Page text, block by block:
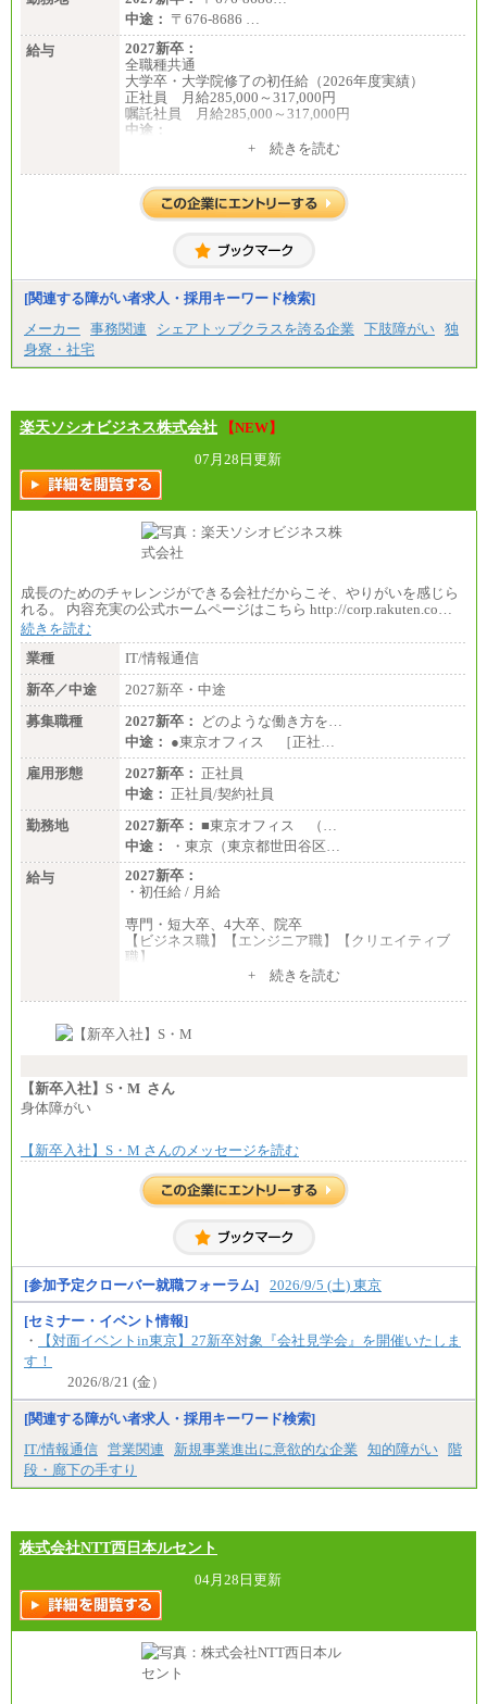
中途： 〒676-8686 …
給与
2027新卒：
全職種共通
大学卒・大学院修了の初任給（2026年度実績）
正社員 月給285,000～317,000円
嘱託社員 月給285,000～317,000円
中途：
（経験・能力等を踏まえて、当社規定により支給し
ます）
+ 続きを読む
[関連する障がい者求人・採用キーワード検索]
メーカー
事務関連 シェアトップクラスを誇る企業 下肢障がい 独
身寮・社宅
楽天ソシオビジネス株式会社
【NEW】
07月28日更新
成長のためのチャレンジができる会社だからこそ、やりがいを感じら
れる。 内容充実の公式ホームページはこちら http://corp.rakuten.co…
続きを読む
業種
IT/情報通信
新卒／中途
2027新卒・中途
募集職種
2027新卒：
どのような働き方を…
中途： ●東京オフィス ［正社…
雇用形態
2027新卒： 正社員
中途： 正社員/契約社員
勤務地
2027新卒： ■東京オフィス （…
中途：
・東京（東京都世田谷区…
給与
2027新卒：
・初任給 / 月給
専門・短大卒、4大卒、院卒
【ビジネス職】【エンジニア職】【クリエイティブ
職】
※試用期間中も給与に変更はございません 。
①月給：270,000円～320,000円
⑤⑥月給：225,000円～300,000円
※試用期間中も給与に変更はございません。
+ 続きを読む
【新卒入社】S・M さん
身体障がい
【新卒入社】S・M さんのメッセージを読む
[参加予定クローバー就職フォーラム] 2026/9/5 (土) 東京
[セミナー・イベント情報]
・
【対面イベントin東京】27新卒対象『会社見学会』を開催いたしま
す！
2026/8/21 (金）
[関連する障がい者求人・採用キーワード検索]
IT/情報通信 営業関連 新規事業進出に意欲的な企業 知的障がい 階
段・廊下の手すり
株式会社NTT西日本ルセント
04月28日更新